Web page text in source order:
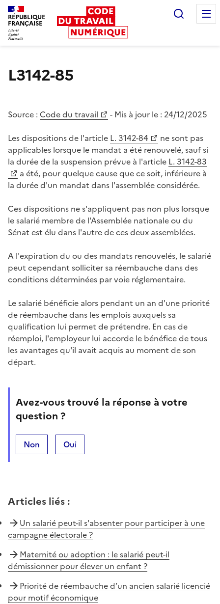
RÉPUBLIQUE
FRANÇAISE
L3142-85
Source : Code du travail - Mis à jour le : 24/12/2025
Les dispositions de l'article L. 3142-84
ne sont pas
applicables lorsque le mandat a été renouvelé, sauf si
la durée de la suspension prévue à l'article L. 3142-83
a été, pour quelque cause que ce soit, inférieure à
la durée d'un mandat dans l'assemblée considérée.
Ces dispositions ne s'appliquent pas non plus lorsque
le salarié membre de l'Assemblée nationale ou du
Sénat est élu dans l'autre de ces deux assemblées.
A l'expiration du ou des mandats renouvelés, le salarié
peut cependant solliciter sa réembauche dans des
conditions déterminées par voie réglementaire.
Le salarié bénéficie alors pendant un an d'une priorité
de réembauche dans les emplois auxquels sa
qualification lui permet de prétendre. En cas de
réemploi, l'employeur lui accorde le bénéfice de tous
les avantages qu'il avait acquis au moment de son
départ.
Avez-vous trouvé la réponse à votre
question ?
Non Oui
Articles liés :
Un salarié peut-il s'absenter pour participer à une
campagne électorale ?
Maternité ou adoption : le salarié peut-il
démissionner pour élever un enfant ?
Priorité de réembauche d’un ancien salarié licencié
pour motif économique